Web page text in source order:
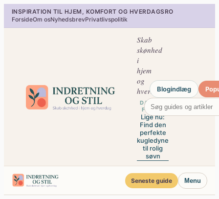
Spring
INSPIRATION TIL HJEM, KOMFORT OG HVERDAGSRO
ForsideOm osNyhedsbrevPrivatlivspolitik
Skab
skønhed
i
hjem
og
hverdag
DAGENS
FOKUS
Lige nu:
Find den
perfekte
kugledyne
til rolig
søvn
Blogindlæg
Seneste guide Menu